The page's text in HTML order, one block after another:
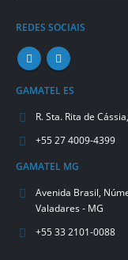
REDES SOCIAIS
GAMATEL ES
R. Sta. Rita de
+55 27 4009-4399
GAMATEL MG
Avenida Brasil,
Valadares - MG
+55 33 2101-0088